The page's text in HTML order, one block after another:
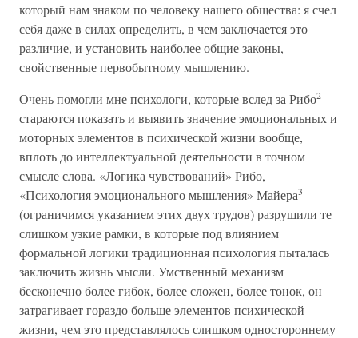
который нам знаком по человеку нашего общества: я счел
себя даже в силах определить, в чем заключается это
различие, и установить наиболее общие законы,
свойственные первобытному мышлению.
Очень помогли мне психологи, которые вслед за Рибо2
стараются показать и выявить значение эмоциональных и
моторных элементов в психической жизни вообще,
вплоть до интеллектуальной деятельности в точном
смысле слова. «Логика чувствований» Рибо,
«Психология эмоционального мышления» Майера3
(ограничимся указанием этих двух трудов) разрушили те
слишком узкие рамки, в которые под влиянием
формальной логики традиционная психология пыталась
заключить жизнь мысли. Умственный механизм
бесконечно более гибок, более сложен, более тонок, он
затрагивает гораздо больше элементов психической
жизни, чем это представлялось слишком одностороннему